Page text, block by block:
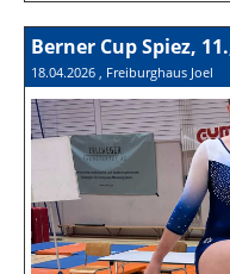
Berner Cup Spiez,
18.04.2026 , Freiburghaus Joel